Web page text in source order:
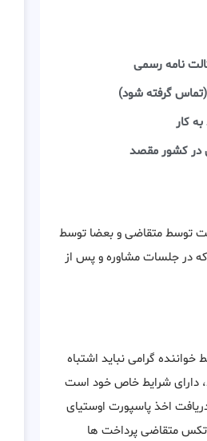
نامه رسمی
گرفته شود)
کار
در کشور مقصد
توسط متقاضی و بعضا توسط
در جلسات مشاوره و پس از
گرامی نباید اشتباه
دارای شرایط خاص خود است
اخذ پاسپورت اوستیای
اجرایی کاتکس متقاضی پرداخت ها